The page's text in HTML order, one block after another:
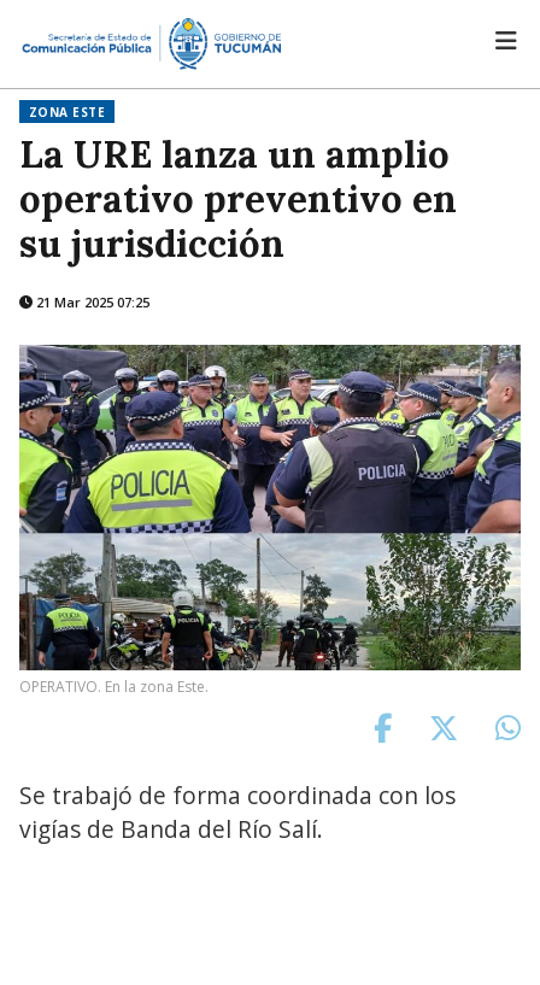
ZONA ESTE
La URE lanza un amplio
operativo preventivo en
su jurisdicción
21 Mar 2025 07:25
OPERATIVO. En la zona Este.
Se trabajó de forma coordinada con los
vigías de Banda del Río Salí.